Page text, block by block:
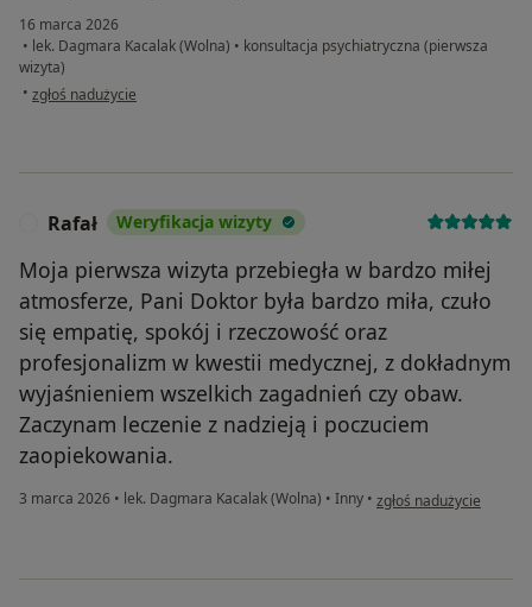
16 marca 2026
• lek. Dagmara Kacalak (Wolna) • konsultacja psychiatryczna (pierwsza
wizyta)
• w opinii użytkownika Michał
zgłoś nadużycie
Rafał Weryfikacja wizyty
Moja pierwsza wizyta przebiegła w bardzo miłej
atmosferze, Pani Doktor była bardzo miła, czuło
się empatię, spokój i rzeczowość oraz
profesjonalizm w kwestii medycznej, z dokładnym
wyjaśnieniem wszelkich zagadnień czy obaw.
Zaczynam leczenie z nadzieją i poczuciem
zaopiekowania.
3 marca 2026 • lek. Dagmara Kacalak (Wolna) • Inny • w opinii użytkownika
zgłoś nadużycie